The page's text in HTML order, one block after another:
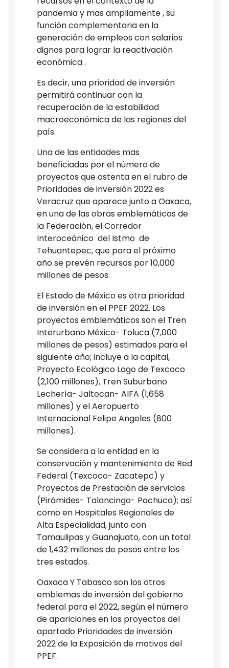
pandemia y mas ampliamente , su
función complementaria en la
generación de empleos con salarios
dignos para lograr la reactivación
económica .
Es decir, una prioridad de inversión
permitirá continuar con la
recuperación de la estabilidad
macroeconómica de las regiones del
país.
Una de las entidades mas
beneficiadas por el número de
proyectos que ostenta en el rubro de
Prioridades de inversión 2022 es
Veracruz que aparece junto a Oaxaca,
en una de las obras emblemáticas de
la Federación, el Corredor
Interoceánico del Istmo de
Tehuantepec, que para el próximo
año se prevén recursos por 10,000
millones de pesos.
El Estado de México es otra prioridad
de inversión en el PPEF 2022. Los
proyectos emblemáticos son el Tren
Interurbano México- Toluca (7,000
millones de pesos) estimados para el
siguiente año; incluye a la capital,
Proyecto Ecológico Lago de Texcoco
(2,100 millones), Tren Suburbano
Lechería- Jaltocan- AIFA (1,658
millones) y el Aeropuerto
Internacional Felipe Angeles (800
millones).
Se considera a la entidad en la
conservación y mantenimiento de Red
Federal (Texcoco- Zacatepc) y
Proyectos de Prestación de servicios
(Pirámides- Talancingo- Pachuca); así
como en Hospitales Regionales de
Alta Especialidad, junto con
Tamaulipas y Guanajuato, con un total
de 1,432 millones de pesos entre los
tres estados.
Oaxaca Y Tabasco son los otros
emblemas de inversión del gobierno
federal para el 2022, según el número
de apariciones en los proyectos del
apartado Prioridades de inversión
2022 de la Exposición de motivos del
PPEF.